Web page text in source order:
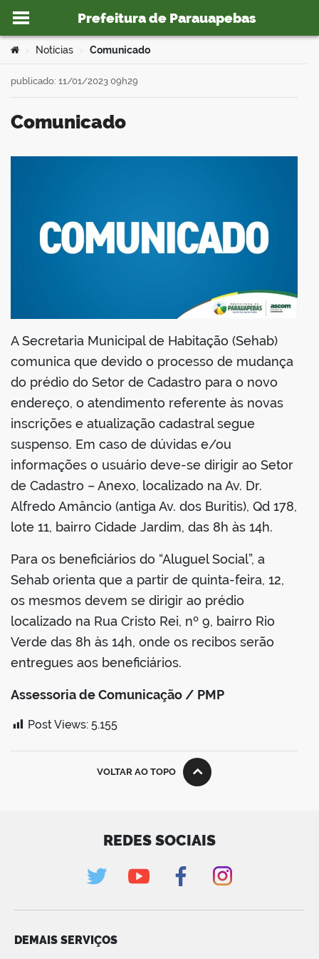
Ir para o conteúdo
Prefeitura de Parauapebas
portal
Você está aqui:
Notícias Comunicado
Comunicado
publicado: 11/01/2023 09h29
A Secretaria Municipal de Habitação (Sehab)
comunica que devido o processo de mudança
do prédio do Setor de Cadastro para o novo
endereço, o atendimento referente às novas
inscrições e atualização cadastral segue
suspenso. Em caso de dúvidas e/ou
informações o usuário deve-se dirigir ao Setor
de Cadastro – Anexo, localizado na Av. Dr.
Alfredo Amâncio (antiga Av. dos Buritis), Qd 178,
lote 11, bairro Cidade Jardim, das 8h às 14h.
Para os beneficiários do “Aluguel Social”, a
Sehab orienta que a partir de quinta-feira, 12,
os mesmos devem se dirigir ao prédio
localizado na Rua Cristo Rei, nº 9, bairro Rio
Verde das 8h às 14h, onde os recibos serão
entregues aos beneficiários.
Assessoria de Comunicação / PMP
Post Views: 5.155
VOLTAR AO TOPO
REDES SOCIAIS
DEMAIS SERVIÇOS